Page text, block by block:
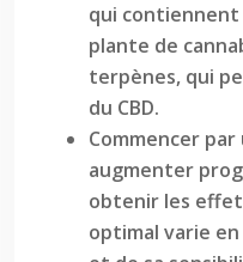
qui contiennent
plante de
terpènes, qui
du CBD.
Commencer
augmenter
obtenir les
optimal varie